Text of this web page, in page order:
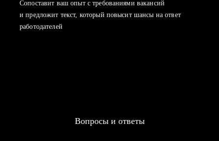
Сопоставит ваш опыт с требованиями вакансий
и предложит текст, который повысит шансы на ответ
работодателей
Вопросы и ответы